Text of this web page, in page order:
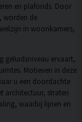
en plafonds. Door
worden de
in woonkamers,
geluidsniveau ervaart,
Motieven in deze
u een doordachte
architectuur, straten
waarbij lijnen en